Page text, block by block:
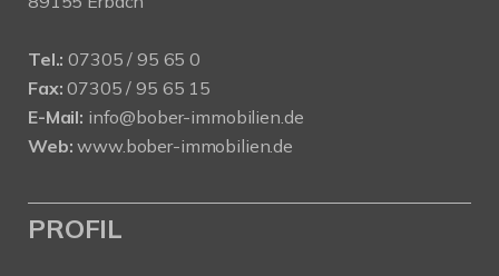
Tel.: 07305 / 95 65 0
Fax: 07305 / 95 65 15
E-Mail: info@bober-immobilien.de
Web: www.bober-immobilien.de
PROFIL